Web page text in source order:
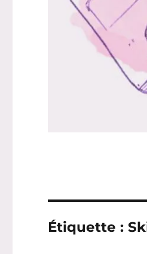
Étiquette :